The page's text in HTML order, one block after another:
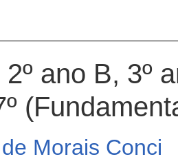
2º ano B, 3º
Morais Conci